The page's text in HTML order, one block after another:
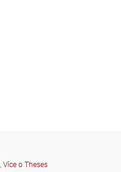
, Více o Theses